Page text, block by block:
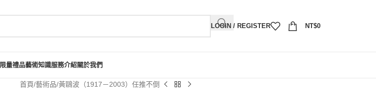
LOGIN / REGISTER NT$0
限量禮品藝術知識服務介紹關於我們
首頁 藝術品 黃鷗波（1917－2003）任推不倒